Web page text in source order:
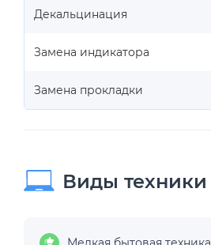
Декальцинация
Замена индикатора
Замена прокладки
Виды техники